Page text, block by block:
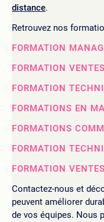
distance.
Retrouvez nos
FORMATION
FORMATION
FORMATION
FORMATIONS EN
FORMATIONS
FORMATION
FORMATION
Contactez-nous et
peuvent améliorer
de vos équipes. Nous